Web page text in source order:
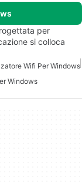
per
si colloca
Wifi Per Windows
Windows